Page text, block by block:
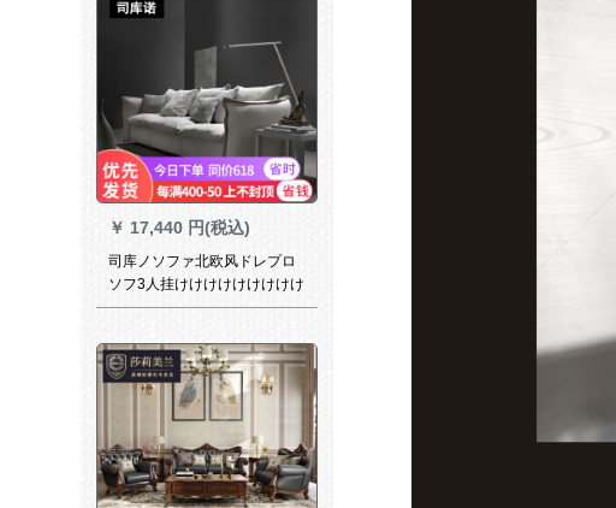
￥ 17,440 円(税込)
司库ノソファ北欧风ドレプロ
ソフ3人挂けけけけけけけけけ
けけウォククククク小戸型ラ